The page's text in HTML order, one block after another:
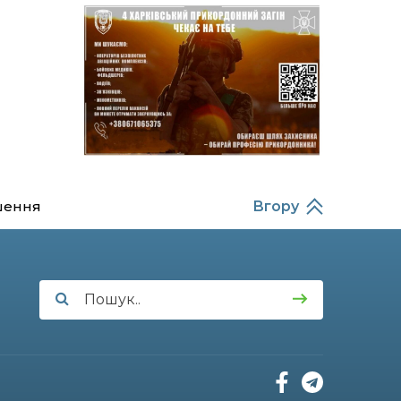
14:37
21 лип
Захищав кордон до
останнього подиху:
пам’яті полеглого
прикордонника
Олександра Кичаня
(ВІДЕО)
11:28
Від штанги до «крил»: як
спорт і характер
перемогу на Донеччині
Вгору